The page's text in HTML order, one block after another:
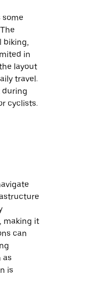
some
biking,
in
layout
travel.
during
cyclists.
making it
can
as
is